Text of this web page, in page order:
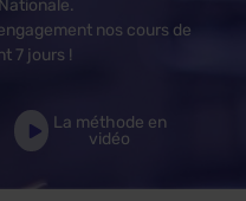
nos cours de
7 jours !
La méthode en
vidéo